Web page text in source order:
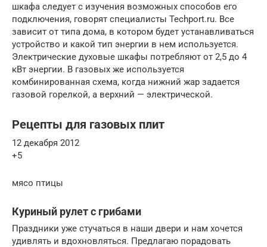
шкафа следует с изучения возможных способов его
подключения, говорят специалисты Techport.ru. Все
зависит от типа дома, в котором будет устанавливаться
устройство и какой тип энергии в нем используется.
Электрические духовые шкафы потребляют от 2,5 до 4
кВт энергии. В газовых же используется
комбинированная схема, когда нижний жар задается
газовой горелкой, а верхний — электрической.
Рецепты для газовых плит
12 декабря 2012
+5
мясо птицы
Куриный рулет с грибами
Праздники уже стучаться в наши двери и нам хочется
удивлять и вдохновляться. Предлагаю порадовать